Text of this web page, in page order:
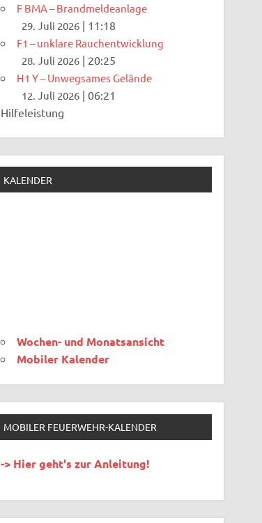
F BMA – Brandmeldeanlage
29. Juli 2026 | 11:18
F1 – unklare Rauchentwicklung
28. Juli 2026 | 20:25
H1 Y – Unwegsames Gelände
12. Juli 2026 |06:21
Hilfeleistung
KALENDER
Wochen- und Monatsansicht
Mobiler Kalender
MOBILER FEUERWEHR-KALENDER
-> Hier geht's zur Anleitung!